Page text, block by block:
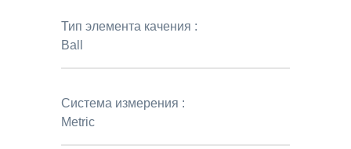
Тип элемента качения :
Ball
Система измерения :
Metric